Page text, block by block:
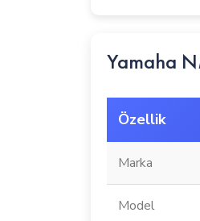
Yamaha
Özellik
Marka
Model